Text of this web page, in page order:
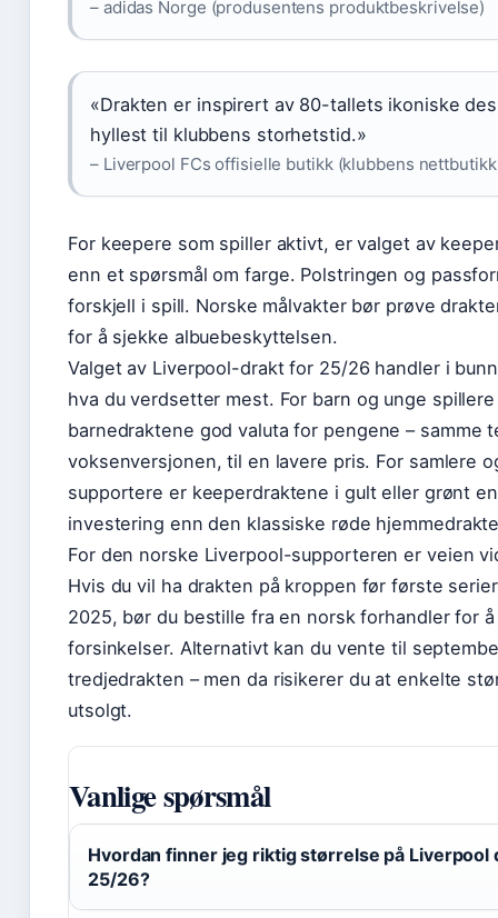
– adidas Norge (produsentens produktbeskrivelse)
«Drakten er inspirert av 80-tallets ikoniske
hyllest til klubbens storhetstid.»
– Liverpool FCs offisielle butikk (klubbens
For keepere som spiller aktivt, er valget av
enn et spørsmål om farge. Polstringen og
forskjell i spill. Norske målvakter bør prøve
for å sjekke albuebeskyttelsen.
Valget av Liverpool-drakt for 25/26 handler i
hva du verdsetter mest. For barn og unge
barnedraktene god valuta for pengene – samme
voksenversjonen, til en lavere pris. For samlere
supportere er keeperdraktene i gult eller grønt
investering enn den klassiske røde
For den norske Liverpool-supporteren er veien
Hvis du vil ha drakten på kroppen før første
2025, bør du bestille fra en norsk forhandler for å
forsinkelser. Alternativt kan du vente til
tredjedrakten – men da risikerer du at enkelte
utsolgt.
Vanlige spørsmål
Hvordan finner jeg riktig størrelse på Liverpool
25/26?